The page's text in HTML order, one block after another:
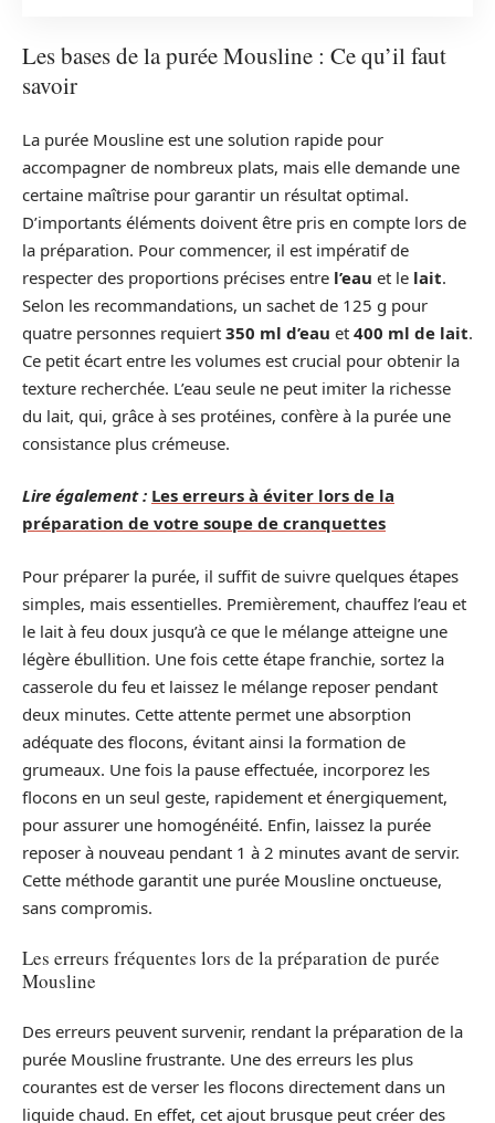
Les bases de la purée Mousline : Ce qu’il faut
savoir
La purée Mousline est une solution rapide pour
accompagner de nombreux plats, mais elle demande une
certaine maîtrise pour garantir un résultat optimal.
D’importants éléments doivent être pris en compte lors de
la préparation. Pour commencer, il est impératif de
respecter des proportions précises entre l’eau et le lait.
Selon les recommandations, un sachet de 125 g pour
quatre personnes requiert 350 ml d’eau et 400 ml de lait.
Ce petit écart entre les volumes est crucial pour obtenir la
texture recherchée. L’eau seule ne peut imiter la richesse
du lait, qui, grâce à ses protéines, confère à la purée une
consistance plus crémeuse.
Lire également : Les erreurs à éviter lors de la
préparation de votre soupe de cranquettes
Pour préparer la purée, il suffit de suivre quelques étapes
simples, mais essentielles. Premièrement, chauffez l’eau et
le lait à feu doux jusqu’à ce que le mélange atteigne une
légère ébullition. Une fois cette étape franchie, sortez la
casserole du feu et laissez le mélange reposer pendant
deux minutes. Cette attente permet une absorption
adéquate des flocons, évitant ainsi la formation de
grumeaux. Une fois la pause effectuée, incorporez les
flocons en un seul geste, rapidement et énergiquement,
pour assurer une homogénéité. Enfin, laissez la purée
reposer à nouveau pendant 1 à 2 minutes avant de servir.
Cette méthode garantit une purée Mousline onctueuse,
sans compromis.
Les erreurs fréquentes lors de la préparation de purée
Mousline
Des erreurs peuvent survenir, rendant la préparation de la
purée Mousline frustrante. Une des erreurs les plus
courantes est de verser les flocons directement dans un
liquide chaud. En effet, cet ajout brusque peut créer des